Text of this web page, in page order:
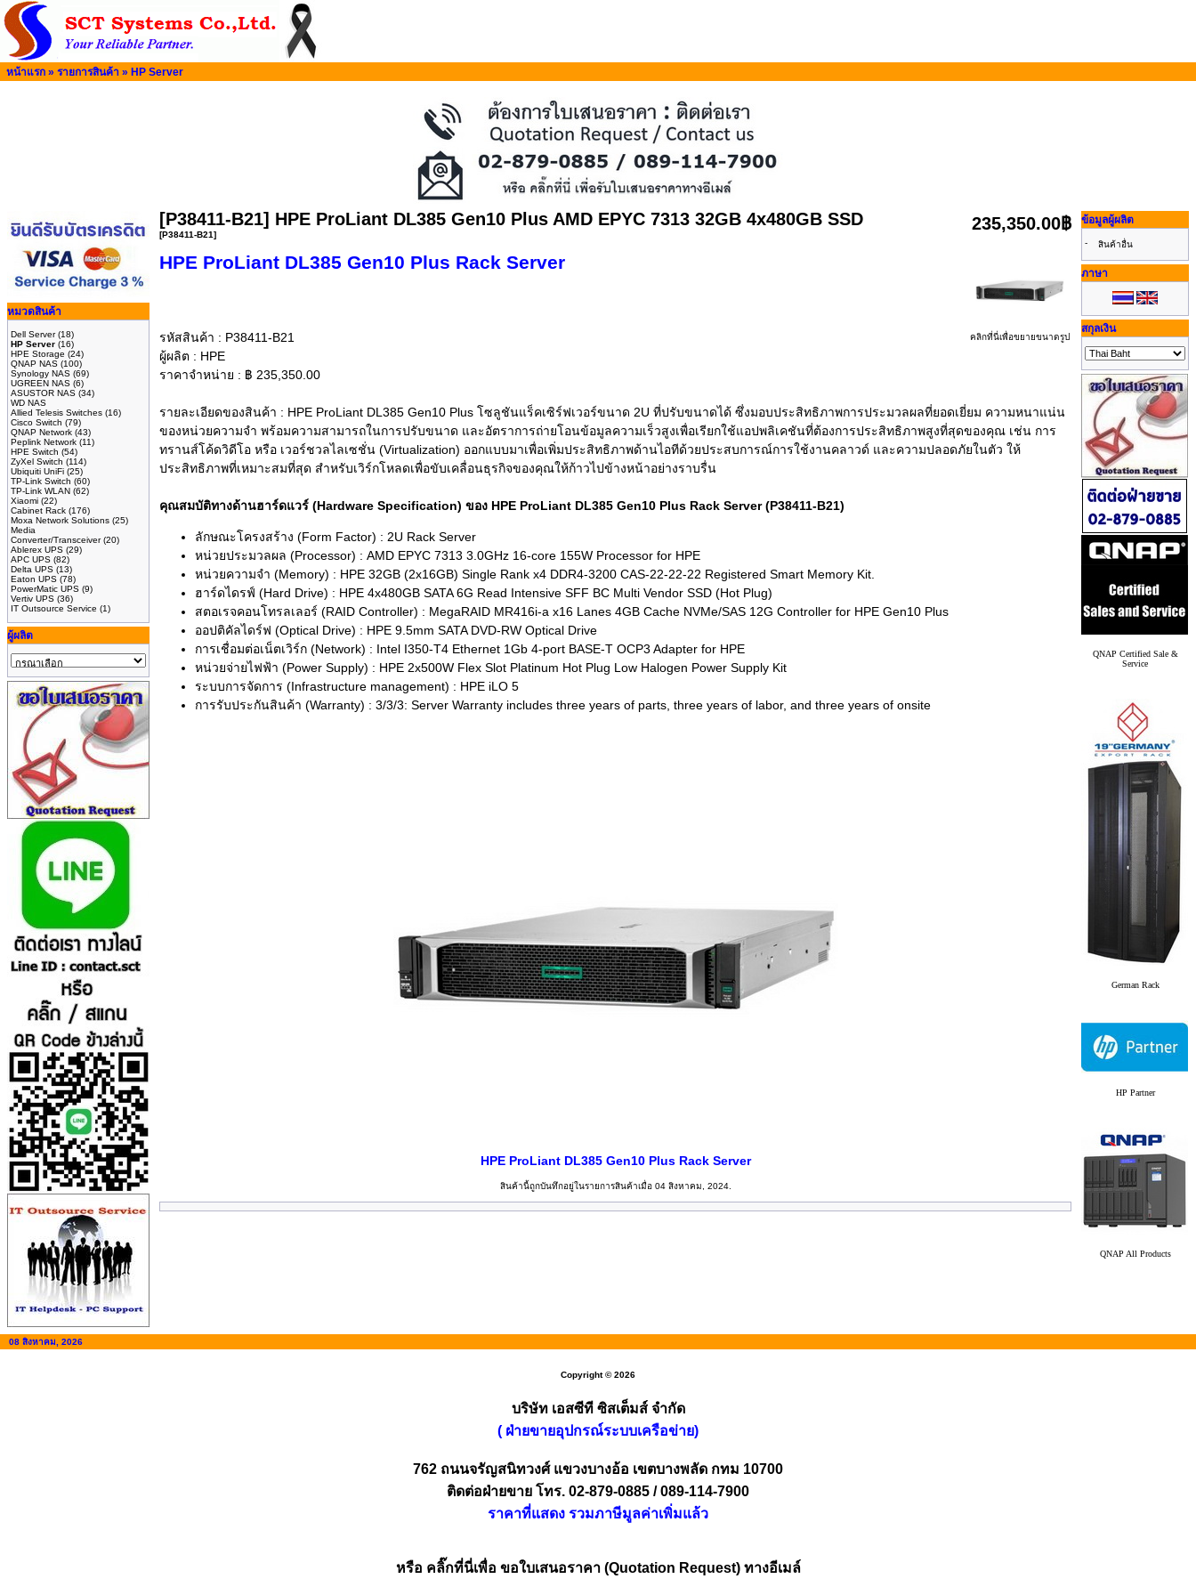
หน้าแรก » รายการสินค้า » HP Server
หมวดสินค้า
Dell Server(18)
HP Server (16)
HPE Storage (24)
QNAP NAS (100)
Synology NAS (69)
UGREEN NAS (6)
ASUSTOR NAS (34)
WD NAS
Allied Telesis Switches (16)
Cisco Switch (79)
QNAP Network (43)
Peplink Network (11)
HPE Switch (54)
ZyXel Switch (114)
Ubiquiti UniFi (25)
TP-Link Switch (60)
TP-Link WLAN (62)
Xiaomi (22)
Cabinet Rack (176)
Moxa Network Solutions (25)
Media
Converter/Transceiver(20)
Ablerex UPS (29)
APC UPS (82)
Delta UPS (13)
Eaton UPS (78)
PowerMatic UPS (9)
Vertiv UPS (36)
IT Outsource Service (1)
ผู้ผลิต
[P38411-B21] HPE ProLiant DL385 Gen10 Plus AMD EPYC 7313 32GB 4x480GB SSD
[P38411-B21]
235,350.00฿
คลิกที่นี่เพื่อขยายขนาดรูป
HPE ProLiant DL385 Gen10 Plus Rack Server
รหัสสินค้า : P38411-B21
ผู้ผลิต : HPE
ราคาจำหน่าย : ฿ 235,350.00
รายละเอียดของสินค้า : HPE ProLiant DL385 Gen10 Plus โซลูชันแร็คเซิร์ฟเวอร์ขนาด 2U ที่ปรับขนาดได้ ซึ่งมอบประสิทธิภาพการประมวลผลที่ยอดเยี่ยม ความหนาแน่น
ของหน่วยความจำ พร้อมความสามารถในการปรับขนาด และอัตราการถ่ายโอนข้อมูลความเร็วสูงเพื่อเรียกใช้แอปพลิเคชันที่ต้องการประสิทธิภาพสูงที่สุดของคุณ เช่น การ
ทรานส์โค้ดวิดีโอ หรือ เวอร์ชวลไลเซชั่น (Virtualization) ออกแบบมาเพื่อเพิ่มประสิทธิภาพด้านไอทีด้วยประสบการณ์การใช้งานคลาวด์ และความปลอดภัยในตัว ให้
ประสิทธิภาพที่เหมาะสมที่สุด สำหรับเวิร์กโหลดเพื่อขับเคลื่อนธุรกิจของคุณให้ก้าวไปข้างหน้าอย่างราบรื่น
คุณสมบัติทางด้านฮาร์ดแวร์ (Hardware Specification) ของ HPE ProLiant DL385 Gen10 Plus Rack Server (P38411-B21)
ลักษณะโครงสร้าง (Form Factor) : 2U Rack Server
หน่วยประมวลผล (Processor) : AMD EPYC 7313 3.0GHz 16-core 155W Processor for HPE
หน่วยความจำ (Memory) : HPE 32GB (2x16GB) Single Rank x4 DDR4-3200 CAS-22-22-22 Registered Smart Memory Kit.
ฮาร์ดไดรฟ์ (Hard Drive) : HPE 4x480GB SATA 6G Read Intensive SFF BC Multi Vendor SSD (Hot Plug)
สตอเรจคอนโทรลเลอร์ (RAID Controller) : MegaRAID MR416i-a x16 Lanes 4GB Cache NVMe/SAS 12G Controller for HPE Gen10 Plus
ออปติคัลไดร์ฟ (Optical Drive) : HPE 9.5mm SATA DVD-RW Optical Drive
การเชื่อมต่อเน็ตเวิร์ก (Network) : Intel I350-T4 Ethernet 1Gb 4-port BASE-T OCP3 Adapter for HPE
หน่วยจ่ายไฟฟ้า (Power Supply) : HPE 2x500W Flex Slot Platinum Hot Plug Low Halogen Power Supply Kit
ระบบการจัดการ (Infrastructure management) : HPE iLO 5
การรับประกันสินค้า (Warranty) : 3/3/3: Server Warranty includes three years of parts, three years of labor, and three years of onsite
HPE ProLiant DL385 Gen10 Plus Rack Server
สินค้านี้ถูกบันทึกอยู่ในรายการสินค้าเมื่อ 04 สิงหาคม, 2024.
ข้อมูลผู้ผลิต
- สินค้าอื่น
ภาษา
สกุลเงิน
QNAP Certified Sale &
Service
German Rack
HP Partner
QNAP All Products
08 สิงหาคม, 2026
Copyright © 2026
บริษัท เอสซีที ซิสเต็มส์ จำกัด
( ฝ่ายขายอุปกรณ์ระบบเครือข่าย)
762 ถนนจรัญสนิทวงศ์ แขวงบางอ้อ เขตบางพลัด กทม 10700
ติดต่อฝ่ายขาย โทร. 02-879-0885 / 089-114-7900
ราคาที่แสดง รวมภาษีมูลค่าเพิ่มแล้ว
หรือ คลิ๊กที่นี่เพื่อ ขอใบเสนอราคา (Quotation Request) ทางอีเมล์